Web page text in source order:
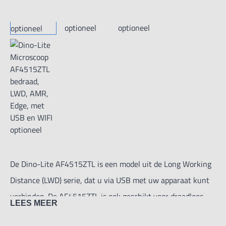
De Dino-Lite AF4515ZTL is een model uit de Long Working
Distance (LWD) serie, dat u via USB met uw apparaat kunt
verbinden. De AF4515ZTL is ook geschikt voor draadloos
LEES MEER